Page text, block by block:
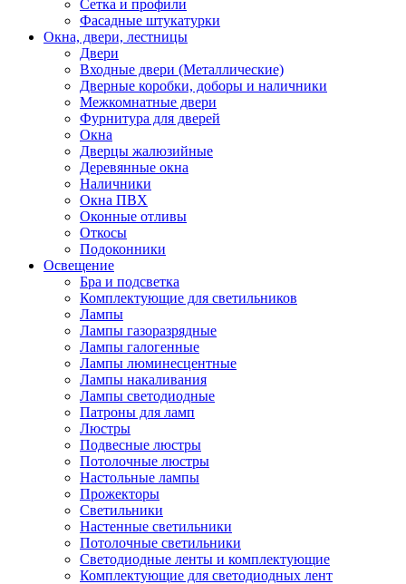
Сетка и профили
Фасадные штукатурки
Окна, двери, лестницы
Двери
Входные двери (Металлические)
Дверные коробки, доборы и наличники
Межкомнатные двери
Фурнитура для дверей
Окна
Дверцы жалюзийные
Деревянные окна
Наличники
Окна ПВХ
Оконные отливы
Откосы
Подоконники
Освещение
Бра и подсветка
Комплектующие для светильников
Лампы
Лампы газоразрядные
Лампы галогенные
Лампы люминесцентные
Лампы накаливания
Лампы светодиодные
Патроны для ламп
Люстры
Подвесные люстры
Потолочные люстры
Настольные лампы
Прожекторы
Светильники
Настенные светильники
Потолочные светильники
Светодиодные ленты и комплектующие
Комплектующие для светодиодных лент